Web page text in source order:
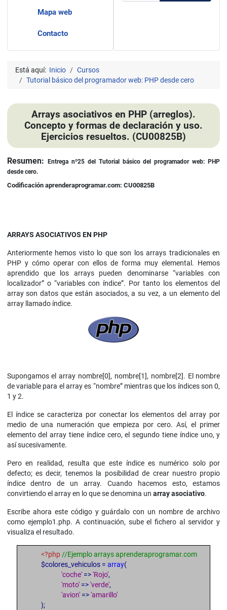
Mapa web
Contacto
Está aquí: Inicio
Cursos
Tutorial básico del programador web: PHP desde cero
Arrays asociativos en PHP (arreglos).
Concepto y formas de declaración y uso.
Ejercicios resueltos. (CU00825B)
Detalles
Resumen: Entrega nº25del Tutorial básico del programador web: PHP
desde cero.
Codificación aprenderaprogramar.com: CU00825B
ARRAYS ASOCIATIVOS EN PHP
Anteriormente hemos visto lo que son los arrays tradicionales en
PHP y cómo operar con ellos de forma muy elemental. Hemos
aprendido que los arrays pueden denominarse “variables con
localizador” o “variables con índice”. Por tanto los elementos del
array son datos que están asociados, a su vez, a un elemento del
array llamado índice.
Supongamos el array nombre[0], nombre[1], nombre[2]. El nombre
de variable para el array es “nombre” mientras que los índices son 0,
1 y 2.
El índice se caracteriza por conectar los elementos del array por
medio de una numeración que empieza por cero. Así, el primer
elemento del array tiene índice cero, el segundo tiene índice uno, y
así sucesivamente.
Pero en realidad, resulta que este índice es numérico solo por
defecto; es decir, tenemos la posibilidad de crear nuestro propio
índice dentro de un array. Cuando hacemos esto, estamos
convirtiendo el array en lo que se denomina un array asociativo.
Escribe ahora este código y guárdalo con un nombre de archivo
como ejemplo1.php. A continuación, sube el fichero al servidor y
visualiza el resultado.
<?php //Ejemplo arrays aprenderaprogramar.com
$colores_vehiculos = array(
'coche' =>'Rojo',
'moto' =>'verde',
'avion' =>'amarillo'
);